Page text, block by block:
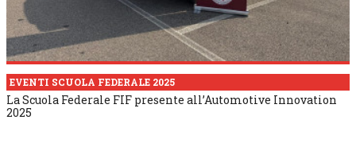
EVENTI SCUOLA FEDERALE 2025
La Scuola Federale FIF presente all’Automotive Innovation
2025